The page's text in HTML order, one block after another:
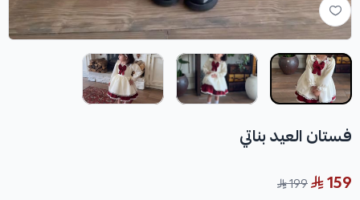
فستان العيد بناتي
159
199